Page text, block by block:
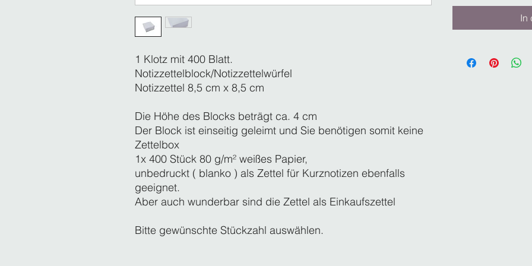
1 Klotz mit 400 Blatt.
Notizzettelblock/Notizzettelwürfel
Notizzettel 8,5 cm x 8,5 cm
Die Höhe des Blocks beträgt ca. 4 cm
Der Block ist einseitig geleimt und Sie benötigen somit keine
Zettelbox
1x 400 Stück 80 g/m² weißes Papier,
unbedruckt ( blanko ) als Zettel für Kurznotizen ebenfalls
geeignet.
Aber auch wunderbar sind die Zettel als Einkaufszettel
Bitte gewünschte Stückzahl auswählen.
In